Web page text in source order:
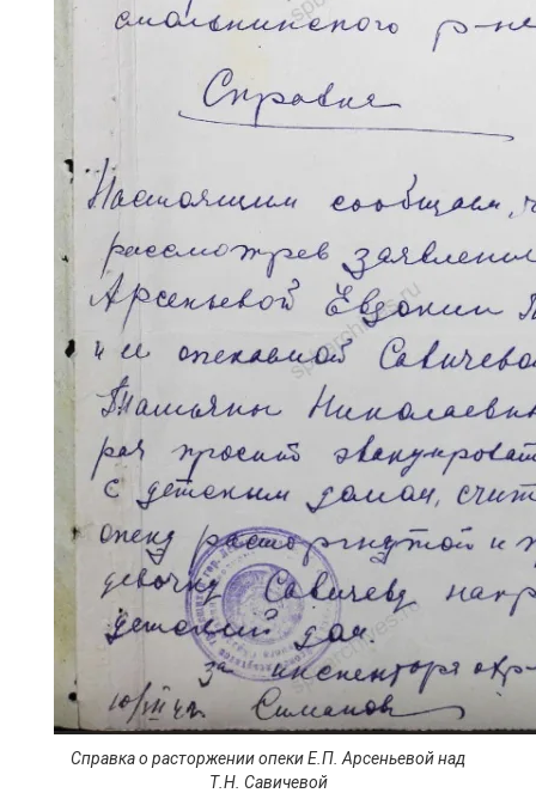
Справка о расторжении опеки Е.П. Арсеньевой над
Т.Н. Савичевой